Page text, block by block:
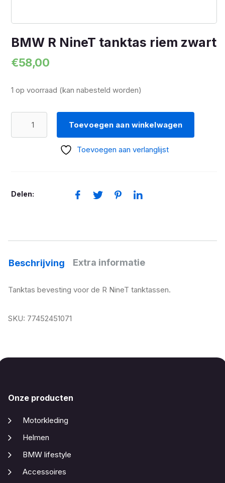
BMW R NineT tanktas riem zwart
€58,00
1 op voorraad (kan nabesteld worden)
aantal
Toevoegen aan winkelwagen
Toevoegen aan verlanglijst
Delen:
Beschrijving Extra informatie
Tanktas bevesting voor de R NineT tanktassen.
SKU: 77452451071
Onze producten
Motorkleding
Helmen
BMW lifestyle
Accessoires